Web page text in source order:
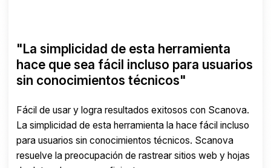
"Scanova nos ayuda a crear
rápidamente códigos QR para múltiples
usos"
diferentes tipos de códigos QR y funciones disponibles,
incluida la capacidad de personalizar un código QR
según los requisitos de la marca, son impresionantes.
Permite al equipo acceder, administrar, crear y